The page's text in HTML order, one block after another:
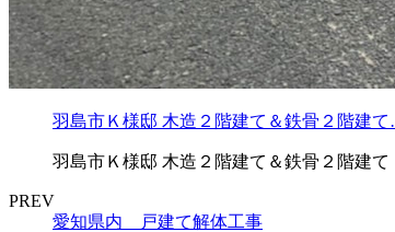
羽島市Ｋ様邸 木造２階建て＆鉄骨２階建
羽島市Ｋ様邸 木造２階建て＆鉄骨２階建
PREV
愛知県内 戸建て解体工事